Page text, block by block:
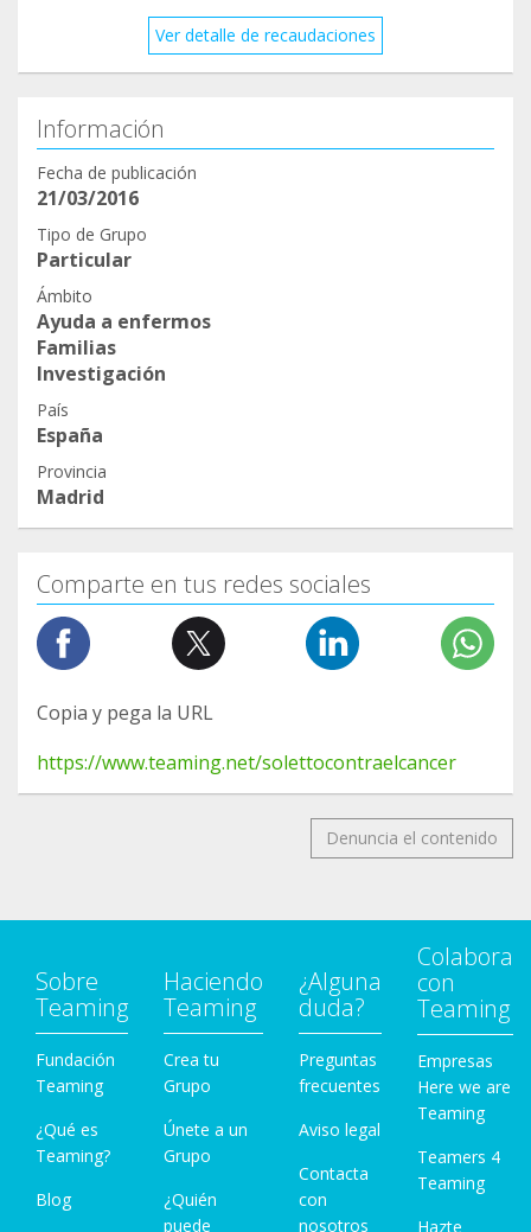
Ver detalle de recaudaciones
Información
Fecha de publicación
21/03/2016
Tipo de Grupo
Particular
Ámbito
Ayuda a enfermos
Familias
Investigación
País
España
Provincia
Madrid
Comparte en tus redes sociales
Copia y pega la URL
https://www.teaming.net/solettocontraelcancer
Denuncia el contenido
Sobre
Teaming
Fundación
Teaming
¿Qué es
Teaming?
Blog
Haciendo
Teaming
Crea tu
Grupo
Únete a un
Grupo
¿Quién
puede
¿Alguna
duda?
Preguntas
frecuentes
Aviso legal
Contacta
con
nosotros
Colabora
con
Teaming
Empresas
Here we are
Teaming
Teamers 4
Teaming
Hazte